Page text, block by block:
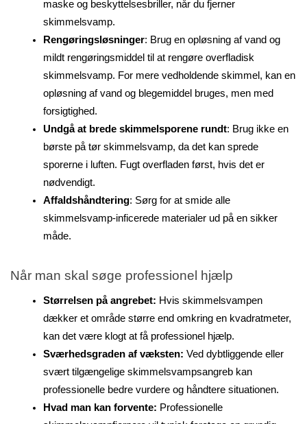
maske og beskyttelsesbriller, når du fjerner
skimmelsvamp.
Rengøringsløsninger: Brug en opløsning af vand og
mildt rengøringsmiddel til at rengøre overfladisk
skimmelsvamp. For mere vedholdende skimmel, kan en
opløsning af vand og blegemiddel bruges, men med
forsigtighed.
Undgå at brede skimmelsporene rundt: Brug ikke en
børste på tør skimmelsvamp, da det kan sprede
sporerne i luften. Fugt overfladen først, hvis det er
nødvendigt.
Affaldshåndtering: Sørg for at smide alle
skimmelsvamp-inficerede materialer ud på en sikker
måde.
Når man skal søge professionel hjælp
Størrelsen på angrebet: Hvis skimmelsvampen
dækker et område større end omkring en kvadratmeter,
kan det være klogt at få professionel hjælp.
Sværhedsgraden af væksten: Ved dybtliggende eller
svært tilgængelige skimmelsvampsangreb kan
professionelle bedre vurdere og håndtere situationen.
Hvad man kan forvente: Professionelle